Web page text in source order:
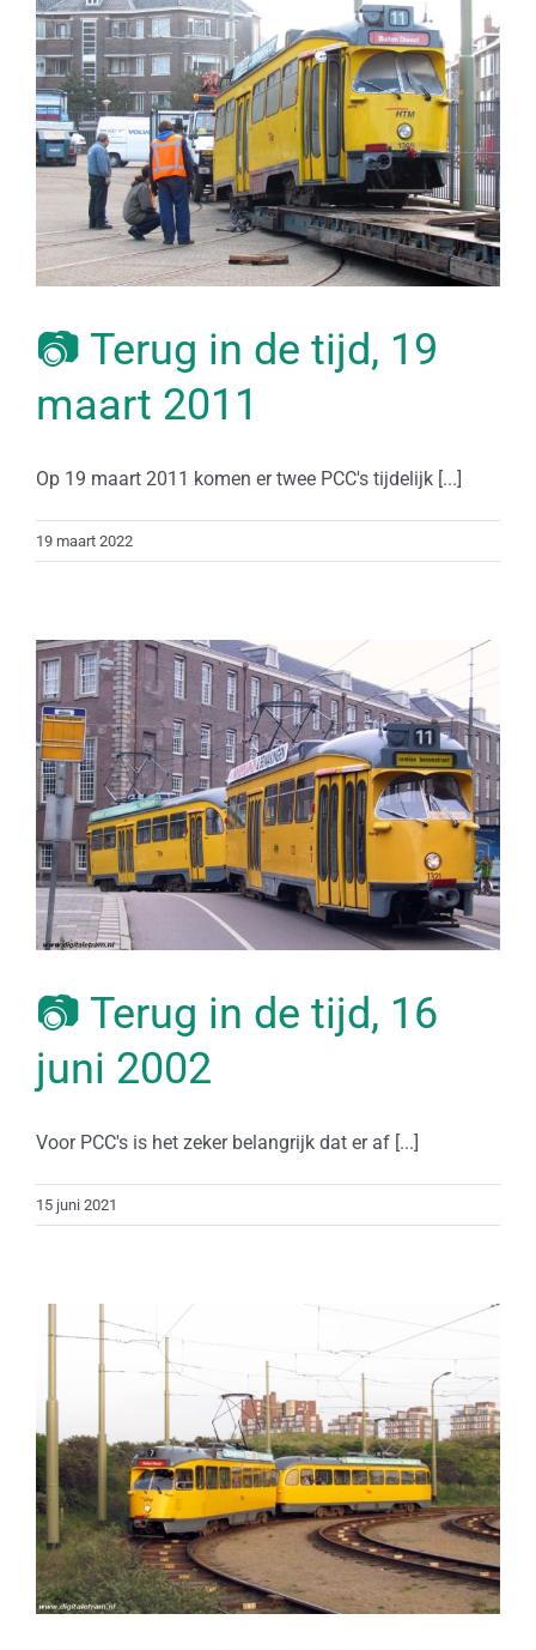
📷 Terug in de tijd, 19
maart 2011
Op 19 maart 2011 komen er twee PCC's tijdelijk [...]
19 maart 2022
📷 Terug in de tijd, 16
juni 2002
Voor PCC's is het zeker belangrijk dat er af [...]
15 juni 2021